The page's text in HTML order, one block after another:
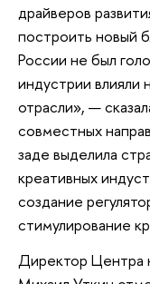
драйверов
построить новый
России не был
индустрии
отрасли», —
совместных
заде выделила
креативных
создание
стимулирование
Директор Центра